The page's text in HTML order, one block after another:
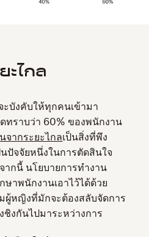
ะไกล
บังคับให้ทุกคนเข้ามา
ทราบว่า 60% ของพนักงาน
จากระยะไกลเป็นสิ่งที่พึง
ปัจจัยหนึ่งในการตัดสินใจ
ากนี้ นโยบายการทำงาน
ษาพนักงานเอาไว้ได้ด้วย
ผู้หญิงที่มักจะต้องสลับจัดการ
ชิงกันไปมาระหว่างการ